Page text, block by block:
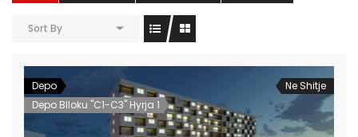
Sort By
Depo
Depo Blloku "C1-C3" Hyrja 1
Ne Shitje